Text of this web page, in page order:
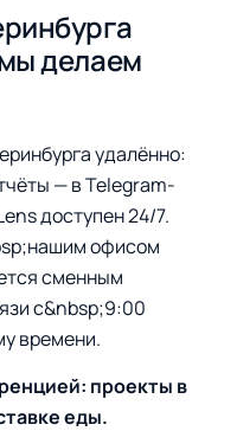
делаем
удалённо:
— в Telegram-
доступен 24/7.
офисом
сменным
с&nbsp;9:00
времени.
проекты в
еды.